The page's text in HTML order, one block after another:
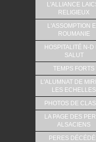
L'ALLIANCE
RELIGIEUX
L'ASSOMPTION
ROUMANIE
HOSPITALITÉ N-D
SALUT
TEMPS FORTS
L'ALUMNAT DE
LES ECHELLES
PHOTOS DE
LA PAGE DES
ALSACIENS
PERES